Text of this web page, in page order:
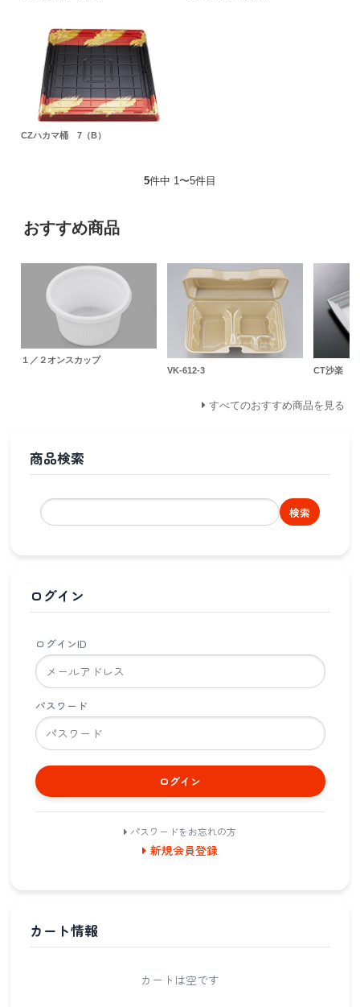
CZハカマ桶 7（B）
5件中 1〜5件目
おすすめ商品
１／２オンスカップ
VK-612-3
CT沙楽
すべてのおすすめ商品を見る
商品検索
検索
ログイン
ログインID
パスワード
ログイン
パスワードをお忘れの方
新規会員登録
カート情報
カートは空です